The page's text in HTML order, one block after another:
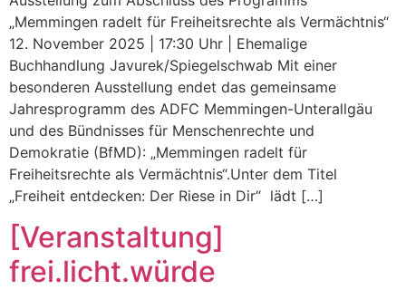
„Memmingen radelt für Freiheitsrechte als Vermächtnis“
12. November 2025 | 17:30 Uhr | Ehemalige
Buchhandlung Javurek/Spiegelschwab Mit einer
besonderen Ausstellung endet das gemeinsame
Jahresprogramm des ADFC Memmingen-Unterallgäu
und des Bündnisses für Menschenrechte und
Demokratie (BfMD): „Memmingen radelt für
Freiheitsrechte als Vermächtnis“.Unter dem Titel
„Freiheit entdecken: Der Riese in Dir“ lädt […]
[Veranstaltung]
frei.licht.würde